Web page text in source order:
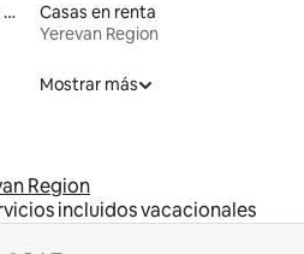
Alojamientos que admiten mascotas
Casas en renta
Yerevan Region
Mostrar más
Region
incluidos vacacionales